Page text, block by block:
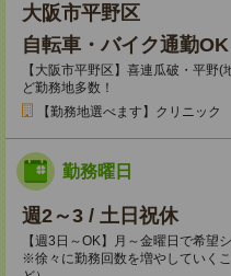
大阪市平野区
自転車・バイク通勤OK
【大阪市平野区】喜連瓜破・平野
ど勤務地多数！
【勤務地選べます】クリニック
勤務曜日
週2～3 / 土日祝休
【週3日～OK】月～金曜日で希望
※徐々に勤務回数を増やしていく